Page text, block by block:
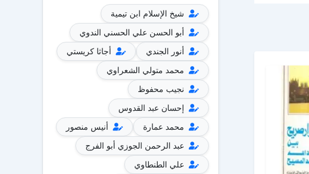
شيخ الإسلام ابن تيمية
أبو الحسن علي الحسني الندوي
أنور الجندي
أجاثا كريستي
محمد متولي الشعراوي
نجيب محفوظ
إحسان عبد القدوس
محمد عمارة
أنيس منصور
عبد الرحمن الجوزي أبو الفرج
علي الطنطاوي